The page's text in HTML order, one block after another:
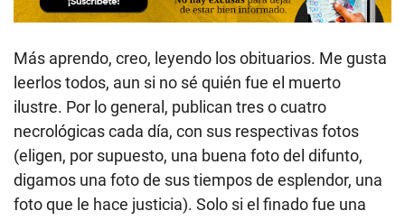
Más aprendo, creo, leyendo los obituarios. Me gusta
leerlos todos, aun si no sé quién fue el muerto
ilustre. Por lo general, publican tres o cuatro
necrológicas cada día, con sus respectivas fotos
(eligen, por supuesto, una buena foto del difunto,
digamos una foto de sus tiempos de esplendor, una
foto que le hace justicia). Solo si el finado fue una